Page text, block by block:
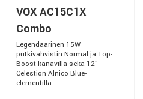
VOX AC15C1X
Combo
Legendaarinen 15W
putkivahvistin Normal ja Top-
Boost-kanavilla sekä 12"
Celestion Alnico Blue-
elementillä